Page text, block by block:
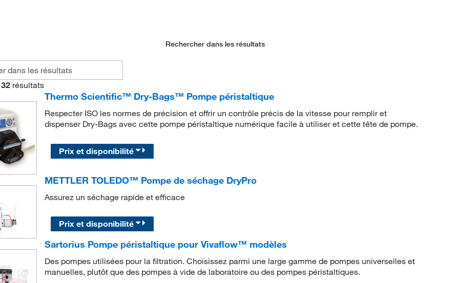
Rechercher dans les résultats
32 résultats
Thermo Scientific™ Dry-Bags™ Pompe péristaltique
Respecter ISO les normes de précision et offrir un contrôle précis de la vitesse pour remplir et
dispenser Dry-Bags avec cette pompe péristaltique numérique facile à utiliser et cette tête de pompe.
Prix et disponibilité
METTLER TOLEDO™ Pompe de séchage DryPro
Assurez un séchage rapide et efficace
Prix et disponibilité
Sartorius Pompe péristaltique pour Vivaflow™ modèles
Des pompes utilisées pour la filtration. Choisissez parmi une large gamme de pompes universelles et
manuelles, plutôt que des pompes à vide de laboratoire ou des pompes péristaltiques.